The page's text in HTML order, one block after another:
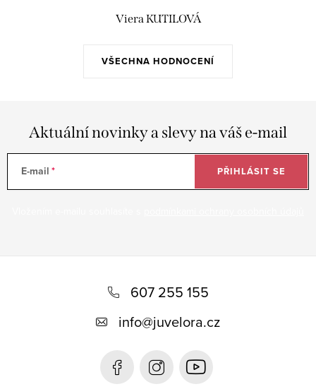
VŠECHNA HODNOCENÍ
Viera KUTILOVÁ
Aktuální novinky a slevy na váš e-mail
E-mail PŘIHLÁSIT SE
607 255 155
info@juvelora.cz